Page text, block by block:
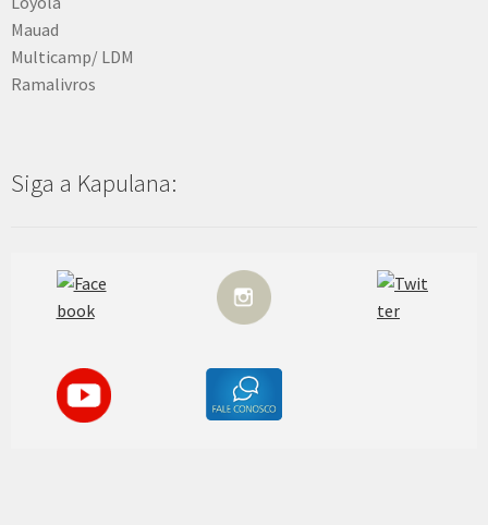
Mauad
Multicamp/ LDM
Ramalivros
Siga a Kapulana: